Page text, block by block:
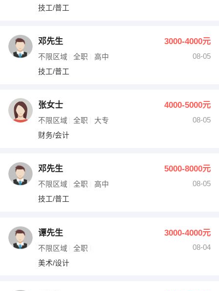
技工/普工
邓先生 3000-4000元
不限区域 全职 高中
08-05
技工/普工
张女士 4000-5000元
不限区域 全职 大专
08-05
财务/会计
邓先生 5000-8000元
不限区域 全职 高中
08-05
技工/普工
谭先生 3000-4000元
不限区域 全职
08-04
美术/设计